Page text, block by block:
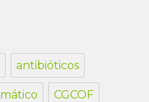
antibióticos
CGCOF